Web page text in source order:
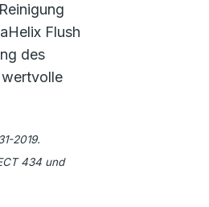
Flush
des
2019.
434 und